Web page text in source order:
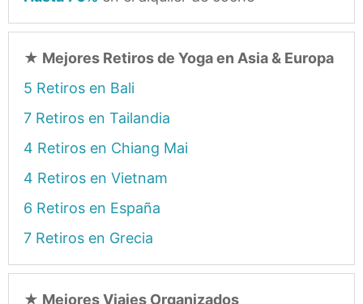
★ Mejores Retiros de Yoga en Asia & Europa
5 Retiros en Bali
7 Retiros en Tailandia
4 Retiros en Chiang Mai
4 Retiros en Vietnam
6 Retiros en España
7 Retiros en Grecia
★ Mejores Viajes Organizados